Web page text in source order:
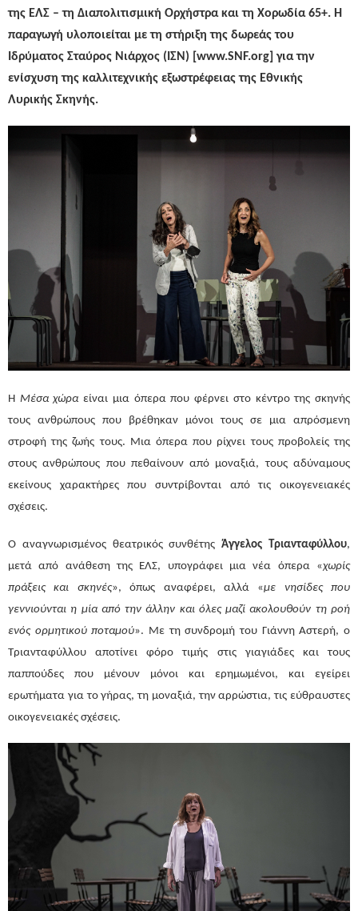
της ΕΛΣ – τη Διαπολιτισμική Ορχήστρα και τη Χορωδία 65+. Η
παραγωγή υλοποιείται με τη στήριξη της δωρεάς του
Ιδρύματος Σταύρος Νιάρχος (ΙΣΝ) [www.SNF.org] για την
ενίσχυση της καλλιτεχνικής εξωστρέφειας της Εθνικής
Λυρικής Σκηνής.
Η Μέσα χώρα είναι μια όπερα που φέρνει στο κέντρο της σκηνής
τους ανθρώπους που βρέθηκαν μόνοι τους σε μια απρόσμενη
στροφή της ζωής τους. Μια όπερα που ρίχνει τους προβολείς της
στους ανθρώπους που πεθαίνουν από μοναξιά, τους αδύναμους
εκείνους χαρακτήρες που συντρίβονται από τις οικογενειακές
σχέσεις.
Ο αναγνωρισμένος θεατρικός συνθέτηςΆγγελος Τριανταφύλλου,
μετά από ανάθεση της ΕΛΣ, υπογράφει μια νέα όπερα «χωρίς
πράξεις και σκηνές», όπως αναφέρει, αλλά «με νησίδες που
γεννιούνται η μία από την άλλην και όλες μαζί ακολουθούν τη ροή
ενός ορμητικού ποταμού». Με τη συνδρομή του Γιάννη Αστερή, ο
Τριανταφύλλου αποτίνει φόρο τιμής στις γιαγιάδες και τους
παππούδες που μένουν μόνοι και ερημωμένοι, και εγείρει
ερωτήματα για το γήρας, τη μοναξιά, την αρρώστια, τις εύθραυστες
οικογενειακές σχέσεις.